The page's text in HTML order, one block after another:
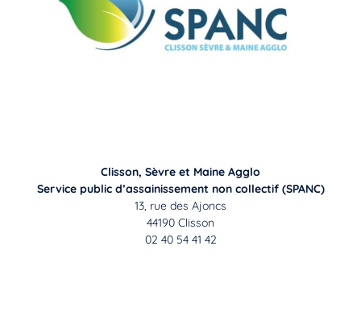
Clisson, Sèvre et Maine Agglo
Service public d’assainissement non collectif (SPANC)
13, rue des Ajoncs
44190 Clisson
02 40 54 41 42